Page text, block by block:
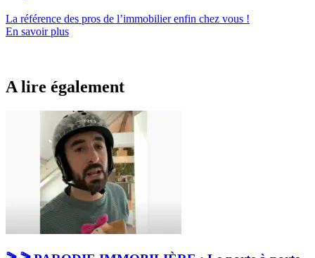
La référence des pros de l’immobilierenfin chez vous !
En savoir plus
A lire également